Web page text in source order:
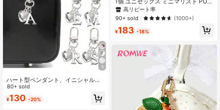
5
ハート型ペンダント、イニシャル刻
印可能、ハート型キーホルダー、カ
スタマイズバッグチャーム、ギフ
ト、キーチェーン、ユニークな携帯
80+ sold
¥130 -20%
ザー ハート型キーチェーンペンダン
ト カップルギフト バッグチャーム
高リピート率
90+ sold
(1000+)
¥183 -18%